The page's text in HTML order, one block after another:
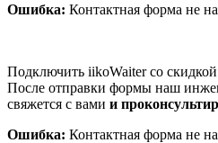
Ошибка: Контактная форма не
Подключить iikoWaiter со скидкой
После отправки формы наш
свяжется с вами и
Ошибка: Контактная форма не